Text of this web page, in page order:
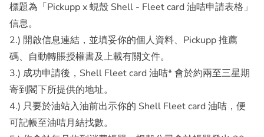
標題為「Pickupp x 蜆殼 Shell - Fleet card 油咭申請表格」
信息。
2.) 開啟信息連結，並填妥你的個人資料、Pickupp 推薦
碼、自動轉賬授權書及上載有關文件。
3.) 成功申請後，Shell Fleet card 油咭* 會於約兩至三星期
寄到閣下所提供的地址。
4.) 只要於油站入油前出示你的 Shell Fleet card 油咭，便
可記帳至油咭月結找數。